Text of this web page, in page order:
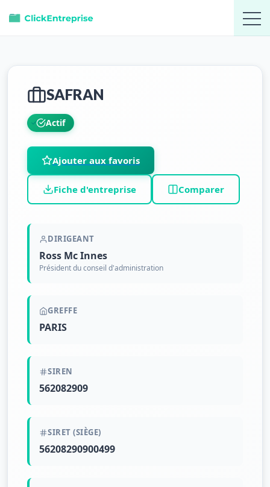
SAFRAN
Actif
Ajouter aux favoris
Fiche d'entreprise Comparer
DIRIGEANT
Ross Mc Innes
Président du conseil d'administration
GREFFE
PARIS
SIREN
562082909
SIRET (SIÈGE)
56208290900499